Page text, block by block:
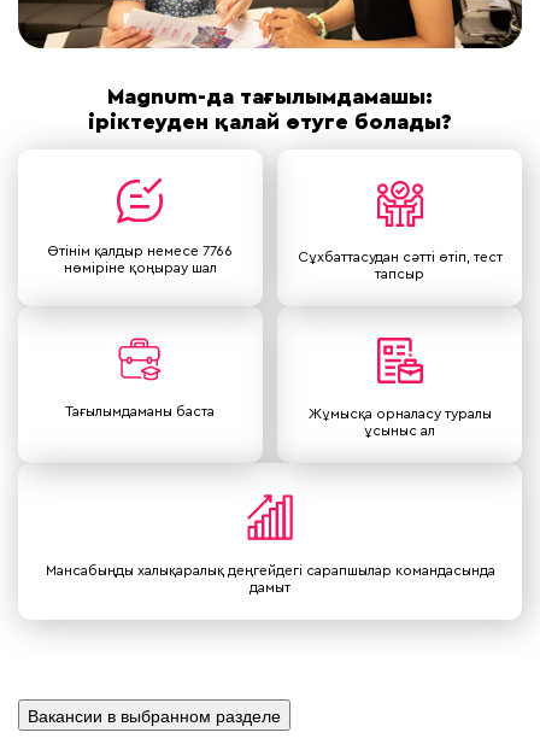
Magnum-да тағылымдамашы:
іріктеуден қалай өтуге болады?
Өтінім қалдыр немесе 7766
нөміріне қоңырау шал
Сұхбаттасудан сәтті өтіп, тест
тапсыр
Тағылымдаманы баста
Жұмысқа орналасу туралы
ұсыныс ал
Мансабыңды халықаралық деңгейдегі сарапшылар командасында
дамыт
Вакансии в выбранном разделе